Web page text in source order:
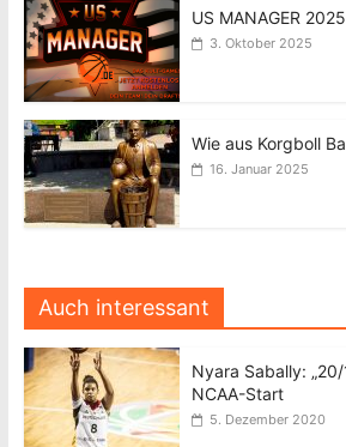
US MANAGER
3. Oktober 2025
Wie aus Korgboll
16. Januar 2025
Auch interessant
Nyara Sabally:
NCAA-Start
5. Dezember 2020